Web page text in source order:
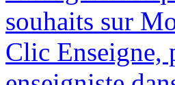
souhaits sur
Clic Enseigne,